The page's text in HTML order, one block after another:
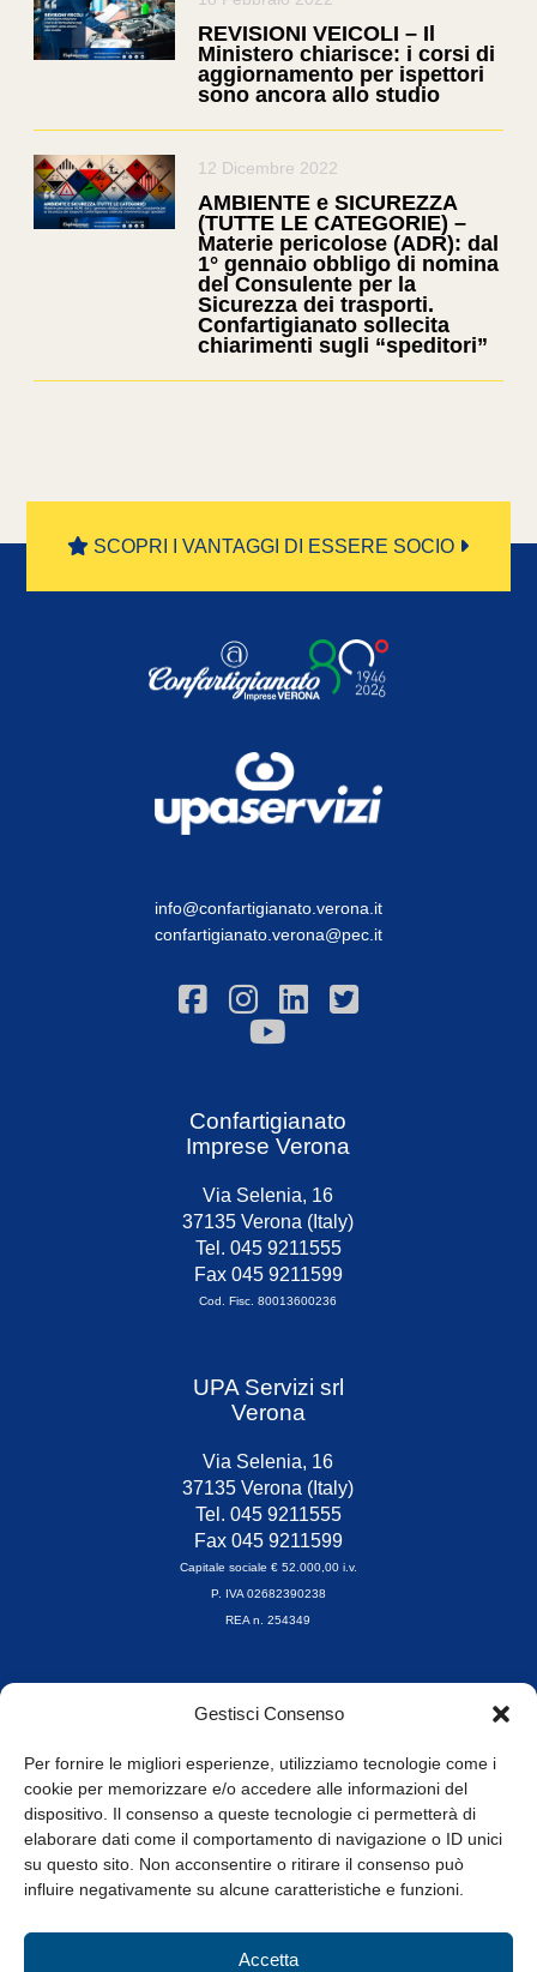
Gestisci Consenso
Per fornire le migliori esperienze, utilizziamo tecnologie come i
cookie per memorizzare e/o accedere alle informazioni del
dispositivo. Il consenso a queste tecnologie ci permetterà di
elaborare dati come il comportamento di navigazione o ID unici
su questo sito. Non acconsentire o ritirare il consenso può
influire negativamente su alcune caratteristiche e funzioni.
Accetta
REVISIONI VEICOLI – Il
Ministero chiarisce: i corsi di
aggiornamento per ispettori
sono ancora allo studio
12 Dicembre 2022
AMBIENTE e SICUREZZA
(TUTTE LE CATEGORIE) –
Materie pericolose (ADR): dal
1° gennaio obbligo di nomina
del Consulente per la
Sicurezza dei trasporti.
Confartigianato sollecita
chiarimenti sugli “speditori”
SCOPRI I VANTAGGI DI ESSERE SOCIO
info@confartigianato.verona.it
confartigianato.verona@pec.it
Confartigianato
Imprese Verona
Via Selenia, 16
37135 Verona (Italy)
Tel. 045 9211555
Fax 045 9211599
Cod. Fisc. 80013600236
UPA Servizi srl
Verona
Via Selenia, 16
37135 Verona (Italy)
Tel. 045 9211555
Fax 045 9211599
Capitale sociale € 52.000,00 i.v.
P. IVA 02682390238
REA n. 254349
Orari di apertura
8.30-13.00 / 14.00-17.30
Whistleblowing
© Tutti i diritti riservati
Privacy Policy e Cookie|Informativa Cookie